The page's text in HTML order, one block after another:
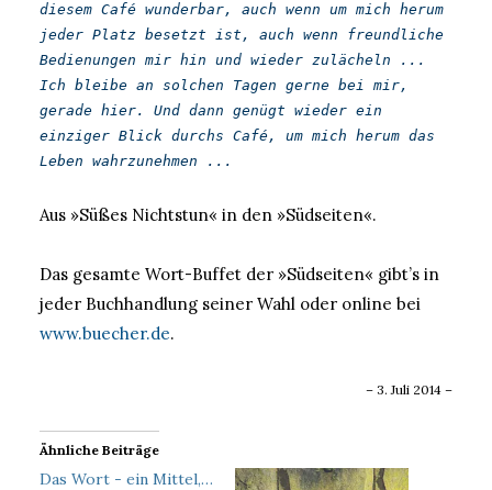
diesem Café wunderbar, auch wenn um mich herum
jeder Platz besetzt ist, auch wenn freundliche
Bedienungen mir hin und wieder zulächeln ...
Ich bleibe an solchen Tagen gerne bei mir,
gerade hier. Und dann genügt wieder ein
einziger Blick durchs Café, um mich herum das
Leben wahrzunehmen ...
Aus »Süßes Nichtstun« in den »Südseiten«.
Das gesamte Wort-Buffet der »Südseiten« gibt’s in
jeder Buchhandlung seiner Wahl oder online bei
www.buecher.de.
– 3. Juli 2014 –
Ähnliche Beiträge
Das Wort - ein Mittel,…